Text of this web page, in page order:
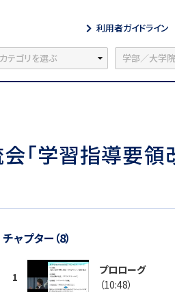
利用者ガイドライン
「学習指導要領
チャプター（8）
プロローグ
（10:48）